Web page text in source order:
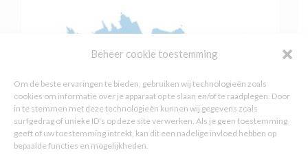
Beheer cookie toestemming
Om de beste ervaringen te bieden, gebruiken wij technologieën zoals
cookies om informatie over je apparaat op te slaan en/of te raadplegen. Door
in te stemmen met deze technologieën kunnen wij gegevens zoals
surfgedrag of unieke ID's op deze site verwerken. Als je geen toestemming
geeft of uw toestemming intrekt, kan dit een nadelige invloed hebben op
bepaalde functies en mogelijkheden.